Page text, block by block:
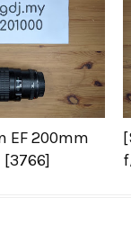
EF 200mm
[3766]